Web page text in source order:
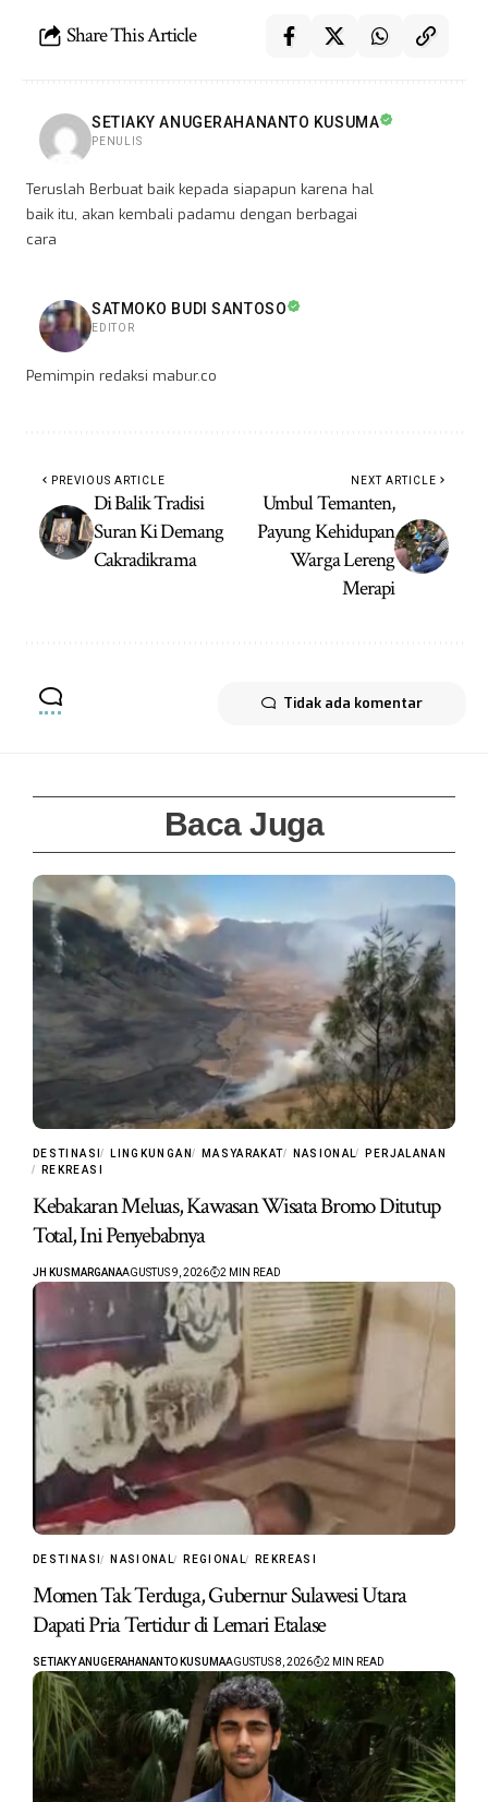
Share This Article
SETIAKY ANUGERAHANANTO KUSUMA
PENULIS
Teruslah Berbuat baik kepada siapapun karena hal
baik itu, akan kembali padamu dengan berbagai
cara
SATMOKO BUDI SANTOSO
EDITOR
Pemimpin redaksi mabur.co
PREVIOUS ARTICLE
Di Balik Tradisi
Suran Ki Demang
Cakradikrama
NEXT ARTICLE
Umbul Temanten,
Payung Kehidupan
Warga Lereng
Merapi
Tidak ada komentar
Baca Juga
DESTINASI LINGKUNGAN MASYARAKAT NASIONAL
PERJALANAN
REKREASI
Kebakaran Meluas, Kawasan Wisata Bromo Ditutup
Total, Ini Penyebabnya
JH KUSMARGANAAGUSTUS 9, 2026 2 MIN READ
DESTINASI NASIONAL REGIONAL REKREASI
Momen Tak Terduga, Gubernur Sulawesi Utara
Dapati Pria Tertidur di Lemari Etalase
SETIAKY ANUGERAHANANTO KUSUMAAGUSTUS 8, 2026 2 MIN READ